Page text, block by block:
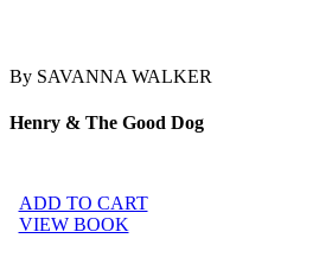
By SAVANNA WALKER
Henry & The Good Dog
ADD TO CART
VIEW BOOK